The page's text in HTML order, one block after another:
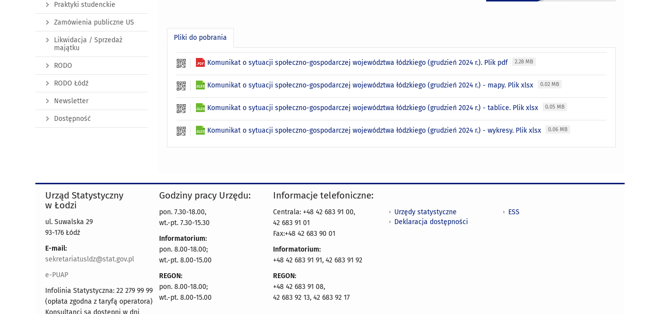
Pliki do pobrania
Komunikat o sytuacji społeczno-gospodarczej województwa łódzkiego (grudzień 2024 r.). Plik pdf 2.28 MB
Komunikat o sytuacji społeczno-gospodarczej województwa łódzkiego (grudzień 2024 r.) - mapy. Plik xlsx 0.02 MB
Komunikat o sytuacji społeczno-gospodarczej województwa łódzkiego (grudzień 2024 r.) - tablice. Plik xlsx 0.05 MB
Komunikat o sytuacji społeczno-gospodarczej województwa łódzkiego (grudzień 2024 r.) - wykresy. Plik xlsx 0.06 MB
Praktyki studenckie
Zamówienia publiczne US
Likwidacja / Sprzedaż
majątku
RODO
RODO Łódź
Newsletter
Dostępność
Urząd Statystyczny
w Łodzi
ul. Suwalska 29
93-176 Łódź
E-mail:
sekretariatusldz@stat.gov.pl
e-PUAP
Infolinia Statystyczna: 22 279 99 99
(opłata zgodna z taryfą operatora)
Godziny pracy Urzędu:
pon. 7.30-18.00,
wt.-pt. 7.30-15.30
Informatorium:
pon. 8.00-18.00;
wt.-pt. 8.00-15.00
REGON:
pon. 8.00-18.00;
wt.-pt. 8.00-15.00
Informacje telefoniczne:
Centrala: +48 42 683 91 00,
42 683 91 01
Fax:+48 42 683 90 01
Informatorium:
+48 42 683 91 91, 42 683 91 92
REGON:
+48 42 683 91 08,
42 683 92 13, 42 683 92 17
Urzędy statystyczne
Deklaracja dostępności
ESS